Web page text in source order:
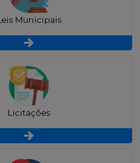
Leis Municipais
Licitações